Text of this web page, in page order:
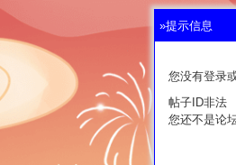
»提示信息
您没有登录
帖子ID非法
您还不是论